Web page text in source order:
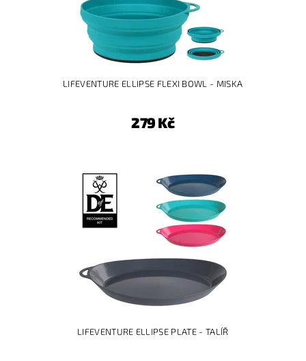
LIFEVENTURE ELLIPSE FLEXI BOWL - MISKA
279 Kč
LIFEVENTURE ELLIPSE PLATE - TALÍŘ